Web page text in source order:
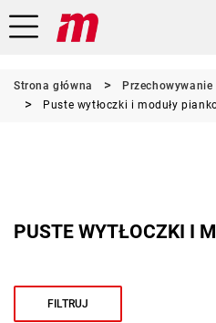
Strona główna
Przechowywanie
Puste wytłoczki i moduły
PUSTE WYTŁOCZKI I
FILTRUJ